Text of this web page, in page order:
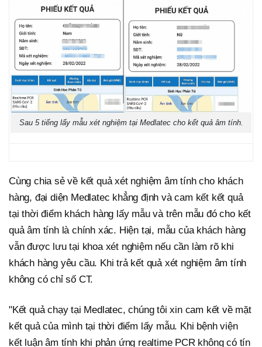
Sau 5 tiếng lấy mẫu xét nghiệm tại Medlatec cho kết quả âm tính.
Cùng chia sẻ về kết quả xét nghiệm âm tính cho khách
hàng, đại diện Medlatec khẳng định và cam kết kết quả
tại thời điểm khách hàng lấy mẫu và trên mẫu đó cho kết
quả âm tính là chính xác. Hiện tại, mẫu của khách hàng
vẫn được lưu tại khoa xét nghiệm nếu cần làm rõ khi
khách hàng yêu cầu. Khi trả kết quả xét nghiệm âm tính
không có chỉ số CT.
"Kết quả chạy tại Medlatec, chúng tôi xin cam kết về mặt
kết quả của mình tại thời điểm lấy mẫu. Khi bệnh viện
kết luận âm tính khi phản ứng realtime PCR không có tín